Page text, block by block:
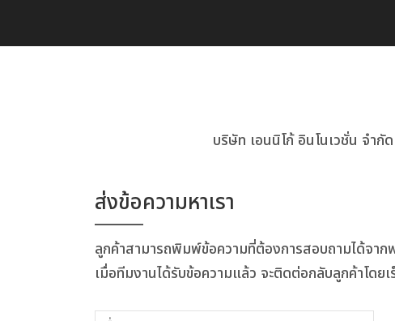
บริษัท เอนนิโก้ อินโนเวชั่น จำกั
ส่งข้อความหาเรา
ลูกค้าสามารถพิมพ์ข้อความที่ต้องการสอบถามได้จาก
เมื่อทีมงานได้รับข้อความแล้ว จะติดต่อกลับลูกค้าโดย